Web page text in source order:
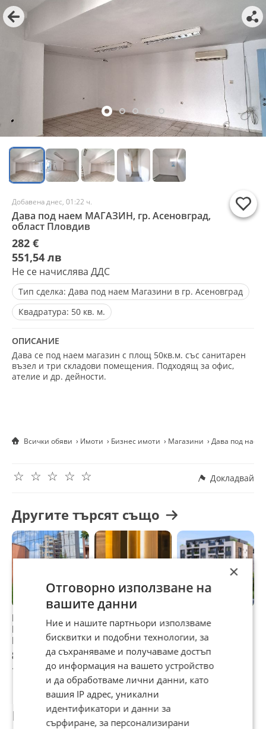
Добавена днес, 01:22 ч.
Дава под наем МАГАЗИН, гр. Асеновград,
област Пловдив
282 €
551,54 лв
Не се начислява ДДС
Тип сделка: Дава под наем Магазини в гр. Асеновград
Квадратура: 50 кв. м.
ОПИСАНИЕ
Дава се под наем магазин с площ 50кв.м. със санитарен
възел и три складови помещения. Подходящ за офис,
ателие и др. дейности.
Всички обяви Имоти Бизнес имоти Магазини Дава под наем
☆
☆
☆
☆
☆ Докладвай
Другите търсят също
Продава
МАГАЗИН, гр.
Пловдив,
Каменица 1
81 900 €
160 182,48 лв
МАГАЗИН, гр.
Пловдив, Христо
Смирненски
155 052 €
303 255,35 лв
МАГАЗИН, гр.
Пловдив,
Беломорски
337 574,17 €
660 237,69 лв
Потребител
×
Отговорно използване на
вашите данни
Ние и нашите партньори използваме
бисквитки и подобни технологии, за
да съхраняваме и получаваме достъп
до информация на вашето устройство
и да обработваме лични данни, като
вашия IP адрес, уникални
идентификатори и данни за
сърфиране, за персонализирани